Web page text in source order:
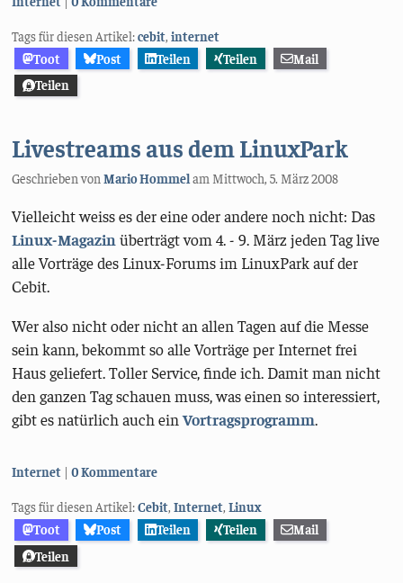
Tags für diesen Artikel:cebit ,internet
Toot
Post Teilen Teilen
Mail
Teilen
Livestreams aus dem LinuxPark
Geschrieben vonMario Hommelam Mittwoch, 5. März 2008
Vielleicht weiss es der eine oder andere noch nicht: Das
Linux-Magazinüberträgt vom 4. - 9. März jeden Tag live
alle Vorträge des Linux-Forums im LinuxPark auf der
Cebit.
Wer also nicht oder nicht an allen Tagen auf die Messe
sein kann, bekommt so alle Vorträge per Internet frei
Haus geliefert. Toller Service, finde ich. Damit man nicht
den ganzen Tag schauen muss, was einen so interessiert,
gibt es natürlich auch einVortragsprogramm.
Kategorien:
Internet 0 Kommentare
Tags für diesen Artikel:Cebit,Internet,Linux
Toot
Post Teilen Teilen
Mail
Teilen